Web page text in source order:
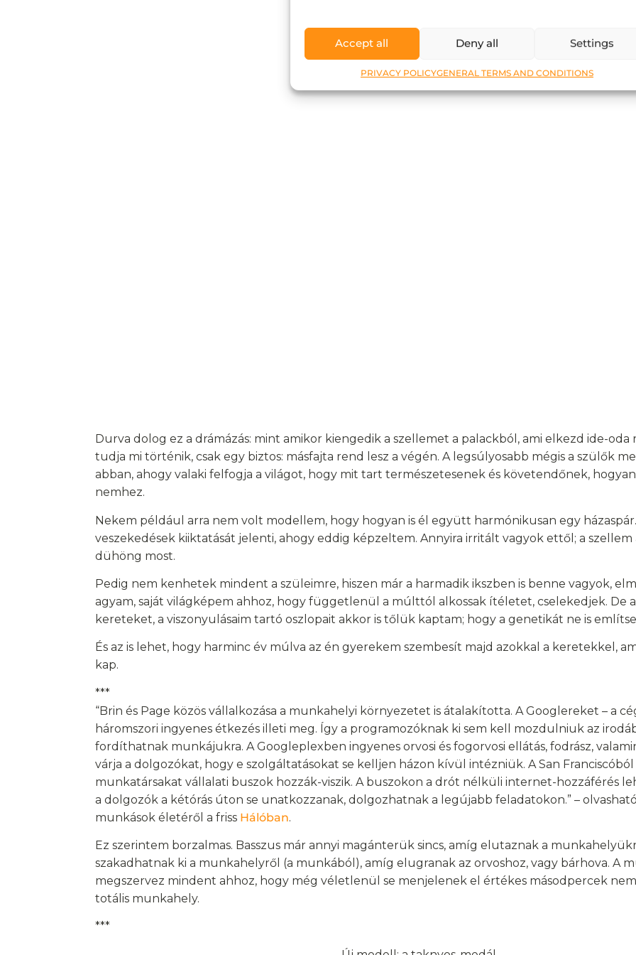
Accept all Deny all Settings
PRIVACY POLICYGENERAL TERMS AND CONDITIONS
Durva dolog ez a drámázás: mint amikor kiengedik a szellemet a palackból, ami elkezd ide-oda
tudja mi történik, csak egy biztos: másfajta rend lesz a végén. A legsúlyosabb mégis a szülők
abban, ahogy valaki felfogja a világot, hogy mit tart természetesenek és követendőnek,
nemhez.
Nekem például arra nem volt modellem, hogy hogyan is él együtt harmónikusan egy
veszekedések kiiktatását jelenti, ahogy eddig képzeltem. Annyira irritált vagyok ettől; a
dühöng most.
Pedig nem kenhetek mindent a szüleimre, hiszen már a harmadik ikszben is benne vagyok,
agyam, saját világképem ahhoz, hogy függetlenül a múlttól alkossak ítéletet, cselekedjek. De
kereteket, a viszonyulásaim tartó oszlopait akkor is tőlük kaptam; hogy a genetikát ne is
És az is lehet, hogy harminc év múlva az én gyerekem szembesít majd azokkal a keretekkel,
kap.
***
“Brin és Page közös vállalkozása a munkahelyi környezetet is átalakította. A Googlereket – a
háromszori ingyenes étkezés illeti meg. Így a programozóknak ki sem kell mozdulniuk az
fordíthatnak munkájukra. A Googleplexben ingyenes orvosi és fogorvosi ellátás, fodrász,
várja a dolgozókat, hogy e szolgáltatásokat se kelljen házon kívül intézniük. A San
munkatársakat vállalati buszok hozzák-viszik. A buszokon a drót nélküli internet-hozzáférés
a dolgozók a kétórás úton se unatkozzanak, dolgozhatnak a legújabb feladatokon.” –
munkások életéről a friss Hálóban.
Ez szerintem borzalmas. Basszus már annyi magánterük sincs, amíg elutaznak a
szakadhatnak ki a munkahelyről (a munkából), amíg elugranak az orvoshoz, vagy bárhova. A
megszervez mindent ahhoz, hogy még véletlenül se menjelenek el értékes másodpercek
totális munkahely.
***